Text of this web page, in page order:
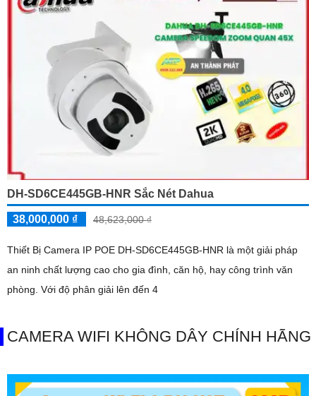
DH-SD6CE445GB-HNR Sắc Nét Dahua
38,000,000 ₫ 48,623,000 ₫
Thiết Bị Camera IP POE DH-SD6CE445GB-HNR là một giải pháp
an ninh chất lượng cao cho gia đình, căn hộ, hay công trình văn
phòng. Với độ phân giải lên đến 4
CAMERA WIFI KHÔNG DÂY CHÍNH HÃNG